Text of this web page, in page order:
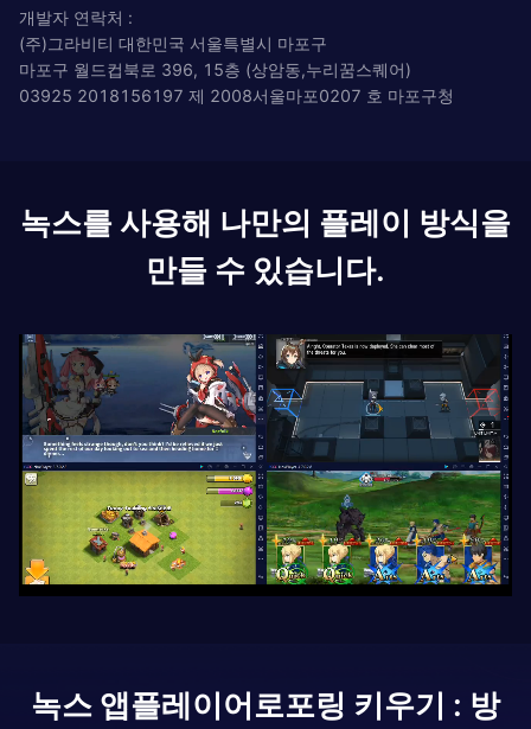
개발자 연락처 :
(주)그라비티 대한민국 서울특별시 마포구
마포구 월드컵북로 396, 15층 (상암동,누리꿈스퀘어)
03925 2018156197 제 2008서울마포0207 호 마포구청
녹스를 사용해 나만의 플레이 방식을
만들 수 있습니다.
녹스 앱플레이어로포링 키우기 : 방